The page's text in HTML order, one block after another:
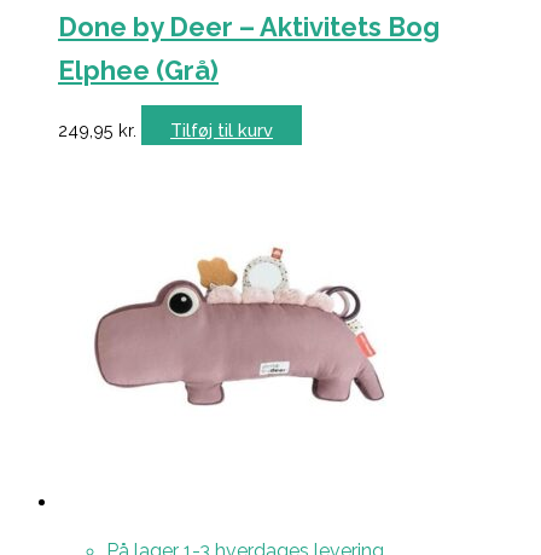
Done by Deer – Aktivitets Bog
Elphee (Grå)
249,95 kr. Tilføj til kurv